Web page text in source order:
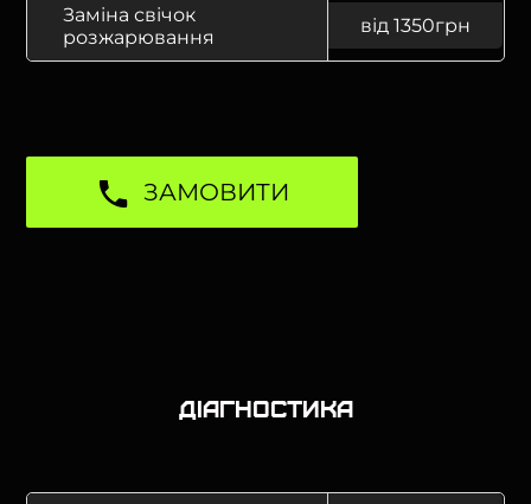
Заміна свічок
розжарювання
від 1350грн
ЗАМОВИТИ
Діагностика